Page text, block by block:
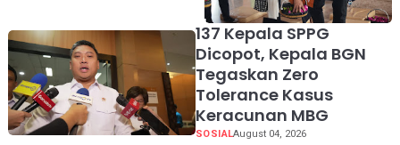
137 Kepala SPPG
Dicopot, Kepala BGN
Tegaskan Zero
Tolerance Kasus
Keracunan MBG
SOSIALAugust 04, 2026